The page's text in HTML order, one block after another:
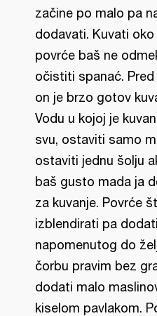
začine po malo pa
dodavati. Kuvati
povrće baš ne
očistiti spanać.
on je brzo gotov
Vodu u kojoj je
svu, ostaviti samo
ostaviti jednu šolju
baš gusto mada ja
za kuvanje. Povrće
izblendirati pa
napomenutog do
čorbu pravim bez
dodati malo
kiselom pavlakom.